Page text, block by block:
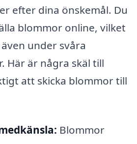
efter dina önskemål. Du
blommor online, vilket
under svåra
Här är några skäl till
att skicka blommor till
Blommor